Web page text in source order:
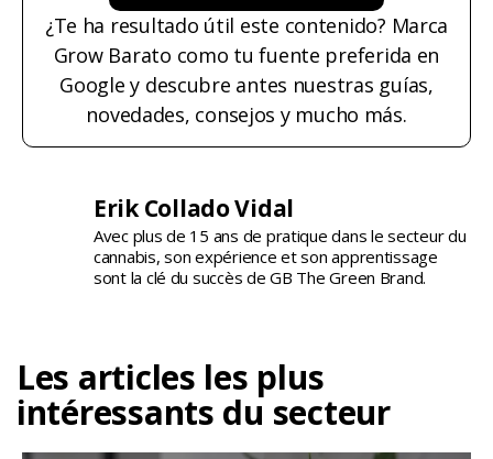
¿Te ha resultado útil este contenido? Marca
Grow Barato como tu fuente preferida en
Google y descubre antes nuestras guías,
novedades, consejos y mucho más.
Erik Collado Vidal
Avec plus de 15 ans de pratique dans le secteur du
cannabis, son expérience et son apprentissage
sont la clé du succès de GB The Green Brand.
Les articles les plus
intéressants du secteur